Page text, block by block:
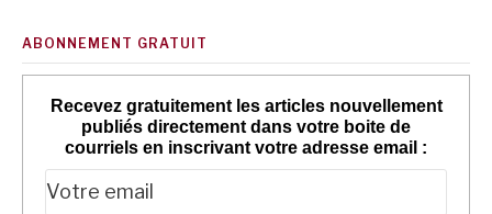
ABONNEMENT GRATUIT
Recevez gratuitement les articles nouvellement
publiés directement dans votre boite de
courriels en inscrivant votre adresse email :